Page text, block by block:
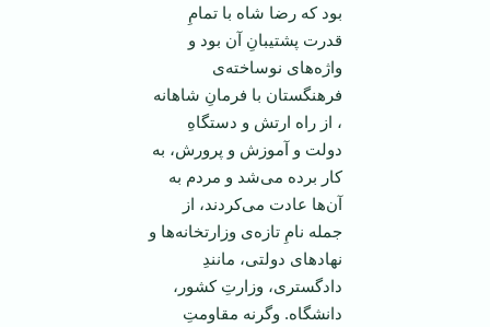
بود كه رضا شاه با تمامِ
قدرت پشتیبانِ آن بود و
واژه‌های نوساخته‌ی
فرهنگستان با فرمانِ شاهانه
، از راه ارتش و دستگاهِ
دولت و آموزش و پرورش، به
كار برده می‌شد و مردم به
آن‌ها عادت می‌كردند، از
جمله نامِ تازه‌ی وزارتخانه‌ها و
نهادهای دولتی، مانندِ
دادگستری، وزارتِ كشور،
دانشگاه. وگرنه مقاومتِ